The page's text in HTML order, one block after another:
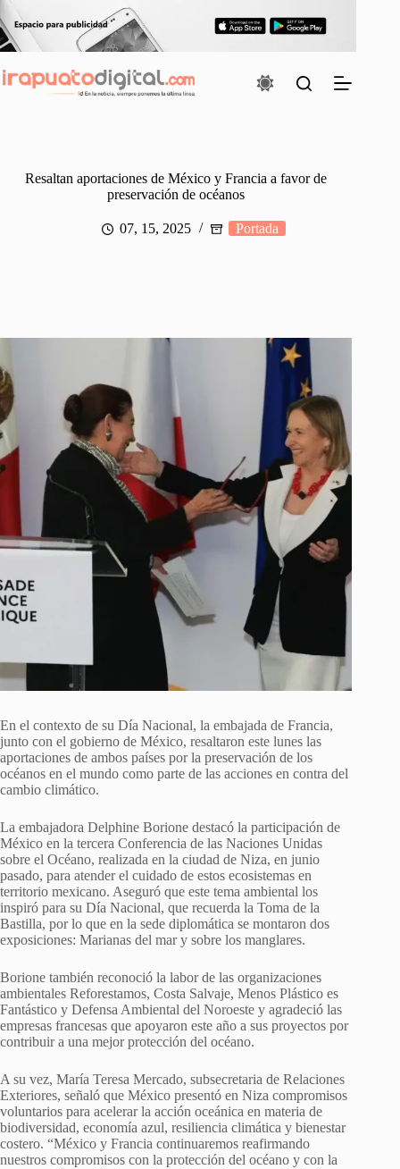
al
contenido
Resaltan aportaciones de México y Francia a favor de
preservación de océanos
07, 15, 2025 Portada
En el contexto de su Día Nacional, la embajada de Francia,
junto con el gobierno de México, resaltaron este lunes las
aportaciones de ambos países por la preservación de los
océanos en el mundo como parte de las acciones en contra del
cambio climático.
La embajadora Delphine Borione destacó la participación de
México en la tercera Conferencia de las Naciones Unidas
sobre el Océano, realizada en la ciudad de Niza, en junio
pasado, para atender el cuidado de estos ecosistemas en
territorio mexicano. Aseguró que este tema ambiental los
inspiró para su Día Nacional, que recuerda la Toma de la
Bastilla, por lo que en la sede diplomática se montaron dos
exposiciones: Marianas del mar y sobre los manglares.
Borione también reconoció la labor de las organizaciones
ambientales Reforestamos, Costa Salvaje, Menos Plástico es
Fantástico y Defensa Ambiental del Noroeste y agradeció las
empresas francesas que apoyaron este año a sus proyectos por
contribuir a una mejor protección del océano.
A su vez, María Teresa Mercado, subsecretaria de Relaciones
Exteriores, señaló que México presentó en Niza compromisos
voluntarios para acelerar la acción oceánica en materia de
biodiversidad, economía azul, resiliencia climática y bienestar
costero. “México y Francia continuaremos reafirmando
nuestros compromisos con la protección del océano y con la